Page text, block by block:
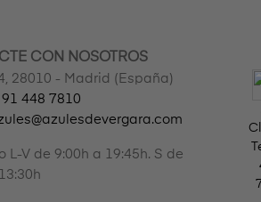
CON NOSOTROS
28010 - Madrid (España)
448 7810
L-V de 9:00h a 19:45h. S de